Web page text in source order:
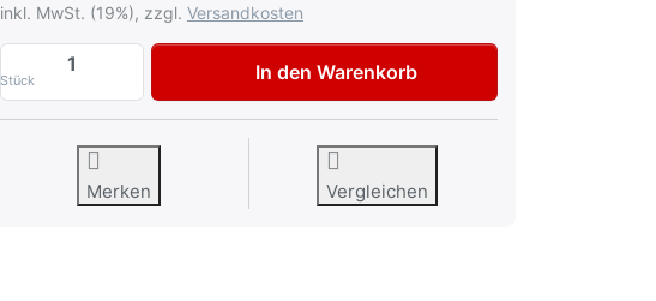
inkl. MwSt. (19%), zzgl. Versandkosten
Stück
AVO Hohlraumversiegelung Spray mit Sonde 500ml
In den Warenkorb
Merken Vergleichen